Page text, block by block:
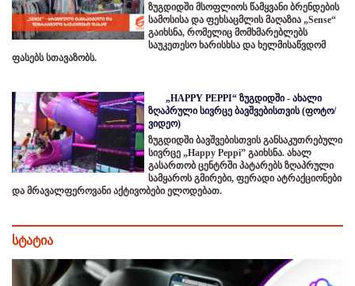
ზუგდიდში მსოფლიოს წამყვანი ბრენდების
სამოსისა და ფეხსაცმლის მაღაზია „Sense“
გაიხსნა, რომელიც მომხმარებლებს
საუკეთესო ხარისხსა და ხელმისაწვდომ
ფასებს სთავაზობს.
„HAPPY PEPPI“ ზუგდიდში - ახალი
ზღაპრული სივრცე ბავშვებისთვის (ფოტო/
ვიდეო)
ზუგდიდში ბავშვებისთვის განსაკუთრებული
სივრცე „Happy Peppi” გაიხსნა. ახალ
გასართობ ცენტრში პატარებს ზღაპრული
სამყაროს გმირები, ფერადი ატრაქციონები
და მრავალფეროვანი აქტივობები ელოდებათ.
სტატია